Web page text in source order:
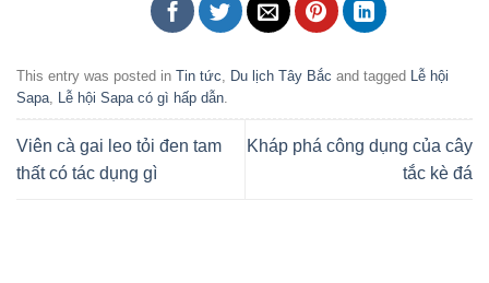
This entry was posted in Tin tức, Du lịch Tây Bắc and tagged Lễ hội
Sapa, Lễ hội Sapa có gì hấp dẫn.
Viên cà gai leo tỏi đen tam
thất có tác dụng gì
Kháp phá công dụng của cây
tắc kè đá